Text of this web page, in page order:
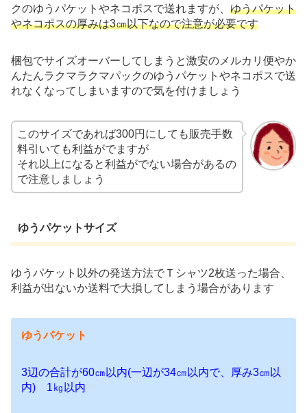
クのゆうパケットやネコポスで送れますが、 ゆうパケット
やネコポスの厚みは3㎝以下なので注意が必要です
梱包でサイズオーバーしてしまうと激安のメルカリ便やか
んたんラクマラクマパックのゆうパケットやネコポスで送
れなくなってしまいますので気を付けましょう
このサイズであれば300円にしても販売手数
料引いても利益がでますが
それ以上になると利益がでない場合があるの
で注意しましょう
ゆうパケットサイズ
ゆうパケット以外の発送方法でＴシャツ2枚送った場合、
利益が出ないか送料で大損してしまう場合があります
ゆうパケット
3辺の合計が60㎝以内(一辺が34㎝以内で、厚み3㎝以
内) 1㎏以内